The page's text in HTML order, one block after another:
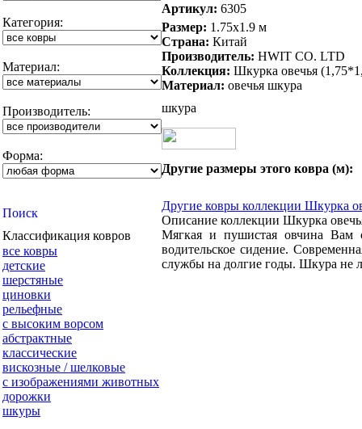
Категория:
Материал:
Производитель:
Форма:
Классификация ковров
все ковры
детские
шерстяные
циновки
рельефные
с высоким ворсом
абстрактные
классические
вискозные / шелковые
с изображениями животных
дорожки
шкуры
Артикул: 6305
Размер: 1.75x1.9 м
Страна: Китай
Производитель: HWIT CO. LTD
Коллекция: Шкурка овечья
Материал: овечья шкура
шкура
Другие размеры этого ковра (м):
Другие ковры коллекции Шкурка
Описание коллекции Шкурка
Мягкая и пушистая овчина Вам
водительское сидение.
службы на долгие годы. Шкура не